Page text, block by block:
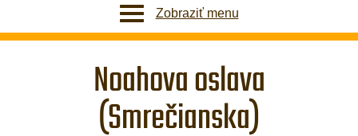
Zobraziť menu
Noahova oslava
(Smrečianska)